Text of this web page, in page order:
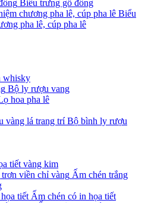
Biểu trưng gỗ đồng
Biểu
pha lê, cúp pha lê
whisky
Bộ ly rượu vang
hoa pha lê
Bộ bình ly rượu
tiết vàng kim
Ấm chén trắng
Ấm chén có in họa tiết